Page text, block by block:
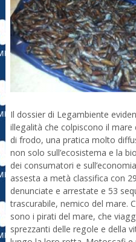
Il dossier di Legambiente
illegalità che colpiscono il
di frodo, una pratica molto
non solo sull’ecosistema e la
dei consumatori e
assesta a metà classifica con
denunciate e arrestate e 53
trascurabile, nemico del mare.
sono i pirati del mare, che
sprezzanti delle regole e della